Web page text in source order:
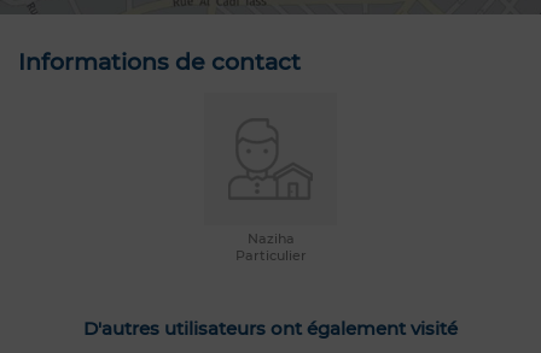
Informations de contact
Naziha
Particulier
D'autres utilisateurs ont également visité